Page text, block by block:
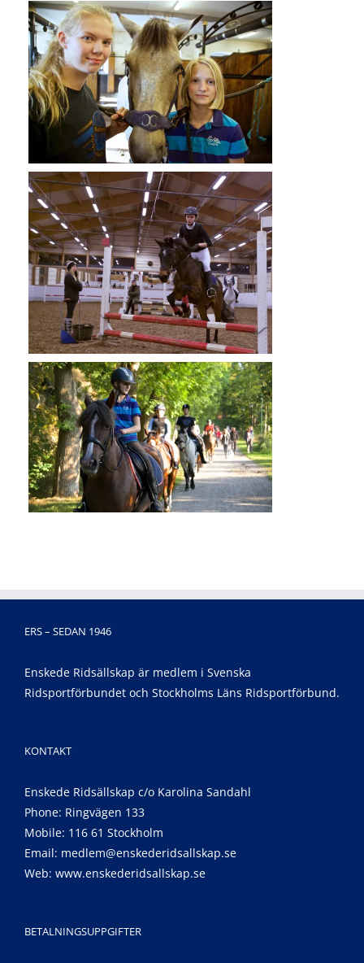
ERS – SEDAN 1946
Enskede Ridsällskap är medlem i Svenska
Ridsportförbundet och Stockholms Läns Ridsportförbund.
KONTAKT
Enskede Ridsällskap c/o Karolina Sandahl
Phone: Ringvägen 133
Mobile: 116 61 Stockholm
Email: medlem@enskederidsallskap.se
Web: www.enskederidsallskap.se
BETALNINGSUPPGIFTER